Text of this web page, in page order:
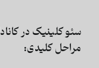
سئو کلینیک در
مراحل کلیدی: